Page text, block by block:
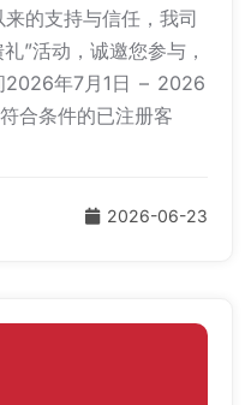
的支持与信任，我司
”活动，诚邀您参与，
2026年7月1日 – 2026
合条件的已注册客
2026-06-23